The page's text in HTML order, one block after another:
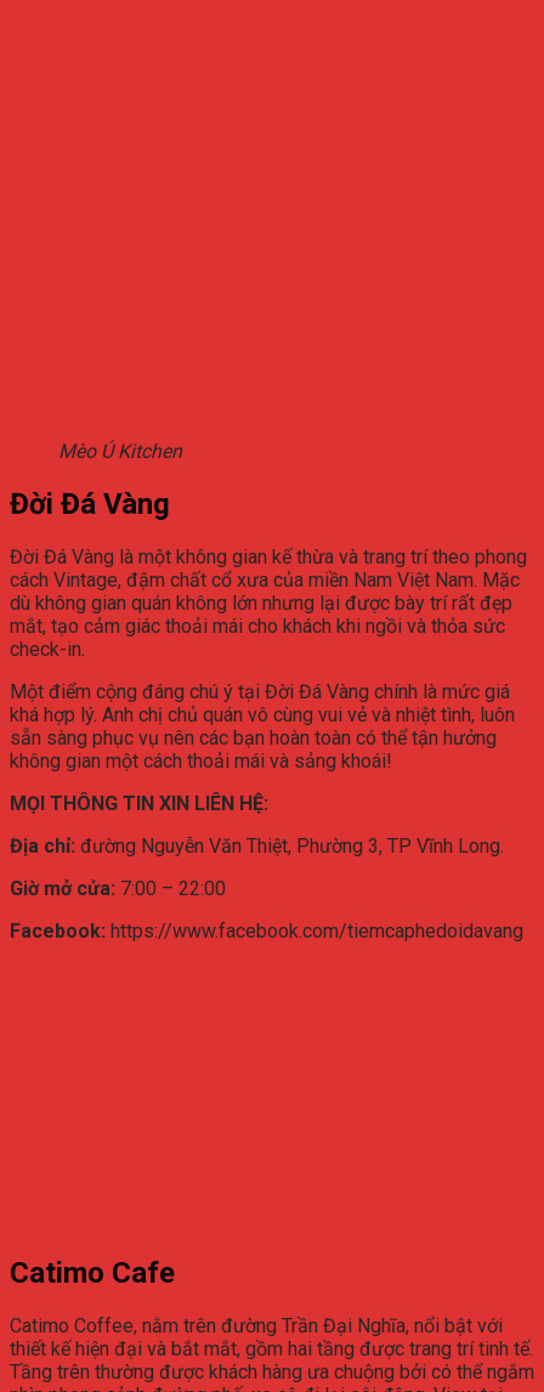
Mèo Ú Kitchen
Đời Đá Vàng
Đời Đá Vàng là một không gian kế thừa và trang trí theo phong
cách Vintage, đậm chất cổ xưa của miền Nam Việt Nam. Mặc
dù không gian quán không lớn nhưng lại được bày trí rất đẹp
mắt, tạo cảm giác thoải mái cho khách khi ngồi và thỏa sức
check-in.
Một điểm cộng đáng chú ý tại Đời Đá Vàng chính là mức giá
khá hợp lý. Anh chị chủ quán vô cùng vui vẻ và nhiệt tình, luôn
sẵn sàng phục vụ nên các bạn hoàn toàn có thể tận hưởng
không gian một cách thoải mái và sảng khoái!
MỌI THÔNG TIN XIN LIÊN HỆ:
Địa chỉ: đường Nguyễn Văn Thiệt, Phường 3, TP Vĩnh Long.
Giờ mở cửa: 7:00 – 22:00
Facebook: https://www.facebook.com/tiemcaphedoidavang
Catimo Cafe
Catimo Coffee, nằm trên đường Trần Đại Nghĩa, nổi bật với
thiết kế hiện đại và bắt mắt, gồm hai tầng được trang trí tinh tế.
Tầng trên thường được khách hàng ưa chuộng bởi có thể ngắm